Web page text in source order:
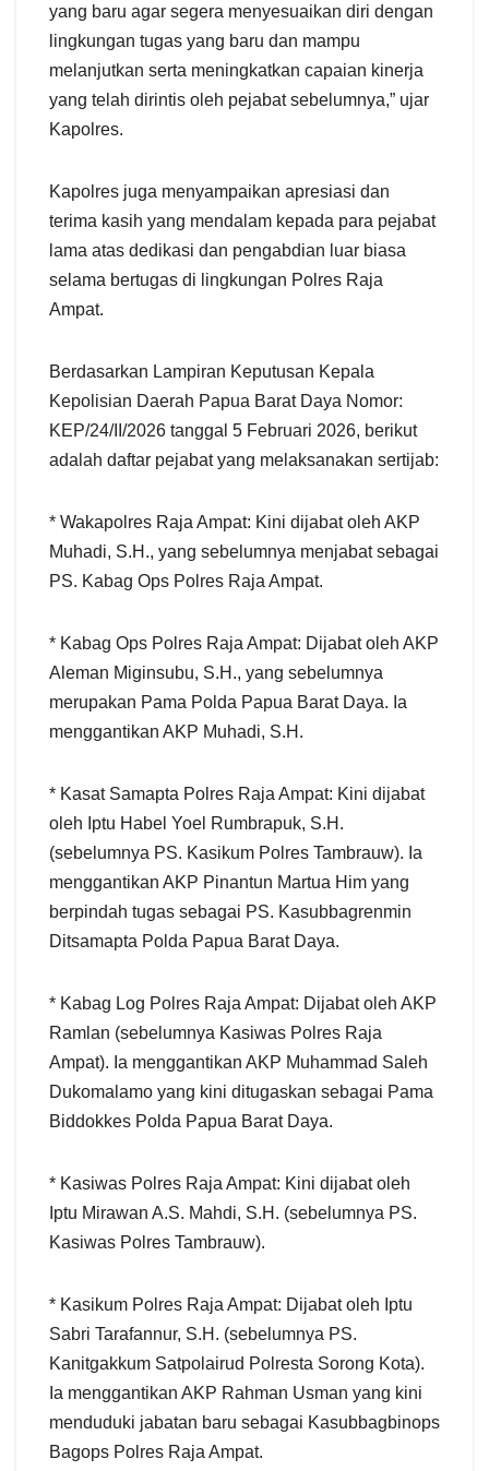
yang baru agar segera menyesuaikan diri dengan
lingkungan tugas yang baru dan mampu
melanjutkan serta meningkatkan capaian kinerja
yang telah dirintis oleh pejabat sebelumnya,” ujar
Kapolres.
Kapolres juga menyampaikan apresiasi dan
terima kasih yang mendalam kepada para pejabat
lama atas dedikasi dan pengabdian luar biasa
selama bertugas di lingkungan Polres Raja
Ampat.
Berdasarkan Lampiran Keputusan Kepala
Kepolisian Daerah Papua Barat Daya Nomor:
KEP/24/II/2026 tanggal 5 Februari 2026, berikut
adalah daftar pejabat yang melaksanakan sertijab:
* Wakapolres Raja Ampat: Kini dijabat oleh AKP
Muhadi, S.H., yang sebelumnya menjabat sebagai
PS. Kabag Ops Polres Raja Ampat.
* Kabag Ops Polres Raja Ampat: Dijabat oleh AKP
Aleman Miginsubu, S.H., yang sebelumnya
merupakan Pama Polda Papua Barat Daya. Ia
menggantikan AKP Muhadi, S.H.
* Kasat Samapta Polres Raja Ampat: Kini dijabat
oleh Iptu Habel Yoel Rumbrapuk, S.H.
(sebelumnya PS. Kasikum Polres Tambrauw). Ia
menggantikan AKP Pinantun Martua Him yang
berpindah tugas sebagai PS. Kasubbagrenmin
Ditsamapta Polda Papua Barat Daya.
* Kabag Log Polres Raja Ampat: Dijabat oleh AKP
Ramlan (sebelumnya Kasiwas Polres Raja
Ampat). Ia menggantikan AKP Muhammad Saleh
Dukomalamo yang kini ditugaskan sebagai Pama
Biddokkes Polda Papua Barat Daya.
* Kasiwas Polres Raja Ampat: Kini dijabat oleh
Iptu Mirawan A.S. Mahdi, S.H. (sebelumnya PS.
Kasiwas Polres Tambrauw).
* Kasikum Polres Raja Ampat: Dijabat oleh Iptu
Sabri Tarafannur, S.H. (sebelumnya PS.
Kanitgakkum Satpolairud Polresta Sorong Kota).
Ia menggantikan AKP Rahman Usman yang kini
menduduki jabatan baru sebagai Kasubbagbinops
Bagops Polres Raja Ampat.